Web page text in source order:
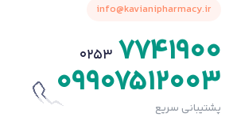
info@kavianipharmacy.ir
0253 7741900
09907512003
پشتیبانی سریع